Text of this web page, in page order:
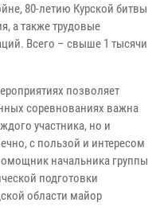
80-летию Курской битвы
а также трудовые
Всего – свыше 1 тысячи
позволяет
соревнованиях важна
участника, но и
с пользой и интересом
начальника группы
подготовки
области майор